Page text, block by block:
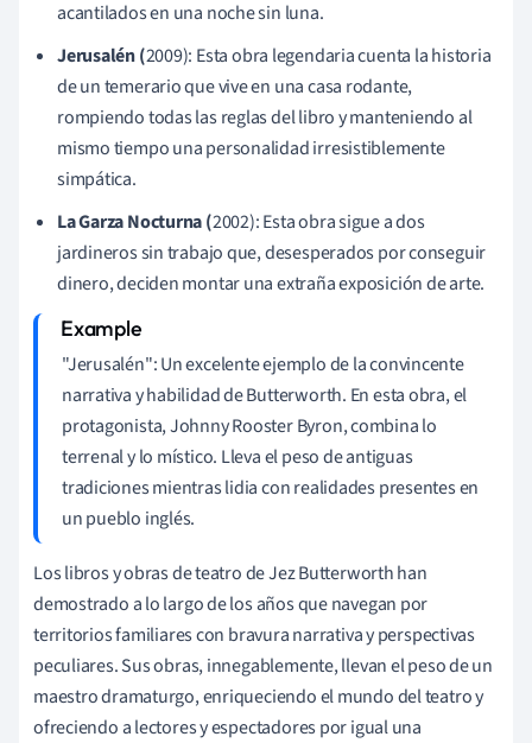
acantilados en una noche sin luna.
Jerusalén (2009): Esta obra legendaria cuenta la historia
de un temerario que vive en una casa rodante,
rompiendo todas las reglas del libro y manteniendo al
mismo tiempo una personalidad irresistiblemente
simpática.
La Garza Nocturna (2002): Esta obra sigue a dos
jardineros sin trabajo que, desesperados por conseguir
dinero, deciden montar una extraña exposición de arte.
"Jerusalén": Un excelente ejemplo de la convincente
narrativa y habilidad de Butterworth. En esta obra, el
protagonista, Johnny Rooster Byron, combina lo
terrenal y lo místico. Lleva el peso de antiguas
tradiciones mientras lidia con realidades presentes en
un pueblo inglés.
Los libros y obras de teatro de Jez Butterworth han
demostrado a lo largo de los años que navegan por
territorios familiares con bravura narrativa y perspectivas
peculiares. Sus obras, innegablemente, llevan el peso de un
maestro dramaturgo, enriqueciendo el mundo del teatro y
ofreciendo a lectores y espectadores por igual una